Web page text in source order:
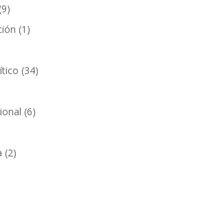
99
productos
1 1
3434
66
22